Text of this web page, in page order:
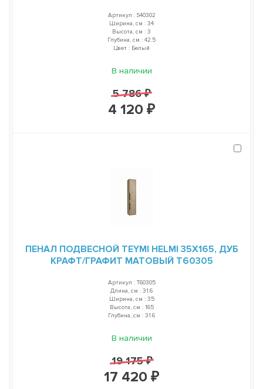
Артикул : S40302
Ширина, см : 34
Высота, см : 3
Глубина, см : 42.5
Цвет : Белый
В наличии
5 786 ₽
4 120 ₽
ПЕНАЛ ПОДВЕСНОЙ TEYMI HELMI 35Х165, ДУБ
КРАФТ/ГРАФИТ МАТОВЫЙ T60305
Артикул : T60305
Длина, см : 31.6
Ширина, см : 35
Высота, см : 165
Глубина, см : 31.6
В наличии
19 175 ₽
17 420 ₽